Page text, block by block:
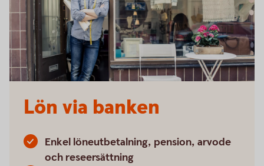
Lön via banken
Enkel löneutbetalning, pension, arvode
och reseersättning